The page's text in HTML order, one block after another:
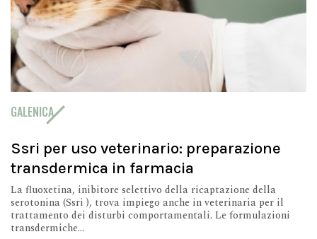
GALENICA
Ssri per uso veterinario: preparazione
transdermica in farmacia
La fluoxetina, inibitore selettivo della ricaptazione della
serotonina (Ssri ), trova impiego anche in veterinaria per il
trattamento dei disturbi comportamentali. Le formulazioni
transdermiche...